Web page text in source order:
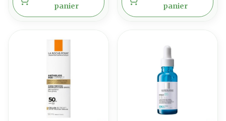
panier
panier